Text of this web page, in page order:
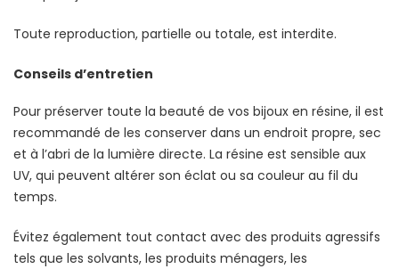
Toute reproduction, partielle ou totale, est interdite.
Conseils d’entretien
Pour préserver toute la beauté de vos bijoux en résine, il est
recommandé de les conserver dans un endroit propre, sec
et à l’abri de la lumière directe. La résine est sensible aux
UV, qui peuvent altérer son éclat ou sa couleur au fil du
temps.
Évitez également tout contact avec des produits agressifs
tels que les solvants, les produits ménagers, les